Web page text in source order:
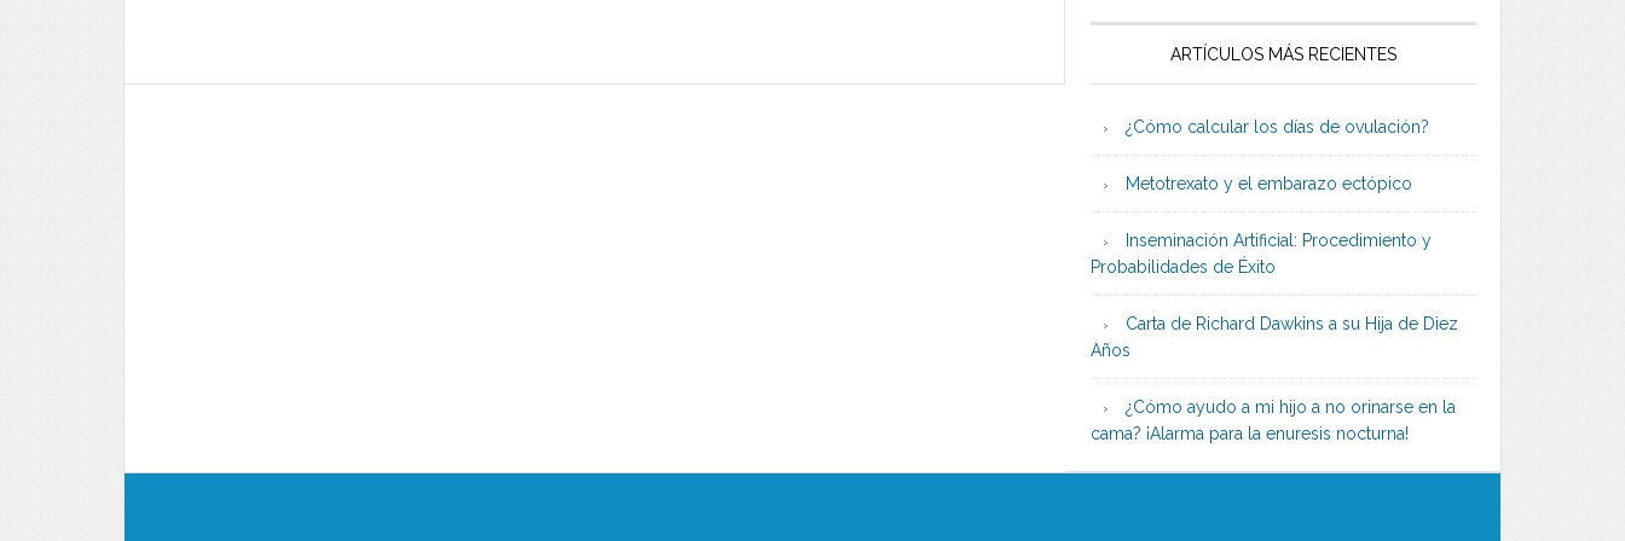
ARTÍCULOS MÁS RECIENTES
¿Cómo calcular los días de ovulación?
Metotrexato y el embarazo ectópico
Inseminación Artificial: Procedimiento y
Probabilidades de Éxito
Carta de Richard Dawkins a su Hija de Diez
Años
¿Cómo ayudo a mi hijo a no orinarse en la
cama? ¡Alarma para la enuresis nocturna!